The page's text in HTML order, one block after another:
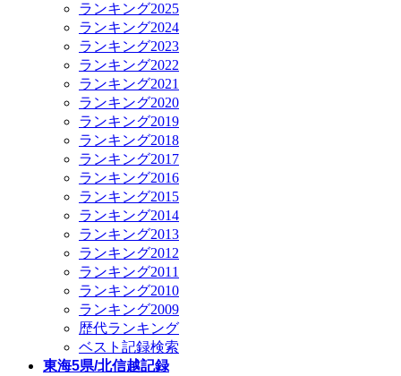
ランキング2025
ランキング2024
ランキング2023
ランキング2022
ランキング2021
ランキング2020
ランキング2019
ランキング2018
ランキング2017
ランキング2016
ランキング2015
ランキング2014
ランキング2013
ランキング2012
ランキング2011
ランキング2010
ランキング2009
歴代ランキング
ベスト記録検索
東海5県/北信越記録